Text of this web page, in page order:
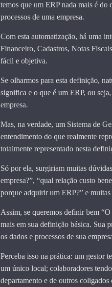
temos que um ERP nada mais é
processos de uma empresa.
Com esta automatização, há uma
Financeiro, Cadastros, Notas
fácil e objetiva.
Se olharmos para esta definição,
significa e o que é um ERP, ou
empresa.
Mas, na verdade, um Sistema de
entendimento do que realmente
totalmente representado nesta
Só por ela, surgiriam muitas
empresa?”, “qual relação custo
porque adquirir um ERP?” e muitas
Assim, se queremos definir bem
mais em sua definição básica. Sua
os dados e processos de sua
Perceba isso na prática: um gestor
um único local; colaboradores
departamento e de outros coligados